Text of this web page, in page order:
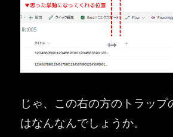
じゃ、この右の方のトラップ
はなんなんでしょうか。